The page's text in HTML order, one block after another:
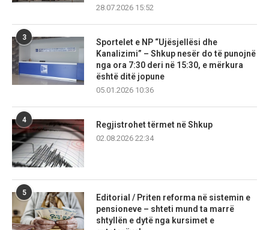
28.07.2026 15:52
3
Sportelet e NP “Ujësjellësi dhe
Kanalizimi” – Shkup nesër do të punojnë
nga ora 7:30 deri në 15:30, e mërkura
është ditë jopune
05.01.2026 10:36
4
Regjistrohet tërmet në Shkup
02.08.2026 22:34
5
Editorial / Priten reforma në sistemin e
pensioneve – shteti mund ta marrë
shtyllën e dytë nga kursimet e